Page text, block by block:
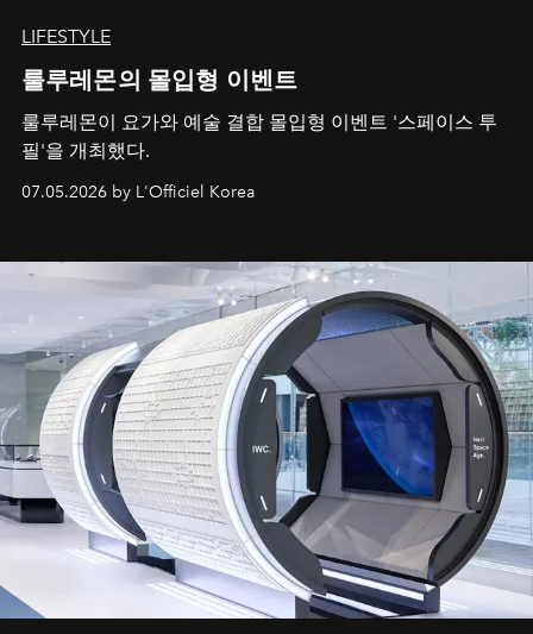
LIFESTYLE
룰루레몬의 몰입형 이벤트
룰루레몬이 요가와 예술 결합 몰입형 이벤트 '스페이스 투
필'을 개최했다.
07.05.2026 by L'Officiel Korea